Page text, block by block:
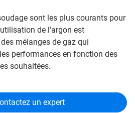
sont les plus courants pour
de l'argon est
mélanges de gaz qui
performances en fonction des
souhaitées.
un expert